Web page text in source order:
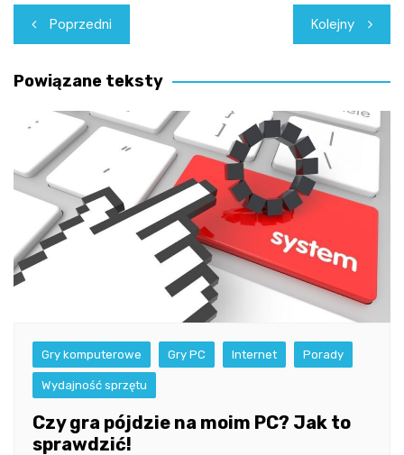
Nawigacja
wpisu
Poprzedni Kolejny
Powiązane teksty
Gry komputerowe Gry PC Internet Porady
Wydajność sprzętu
Czy gra pójdzie na moim PC? Jak to
sprawdzić!